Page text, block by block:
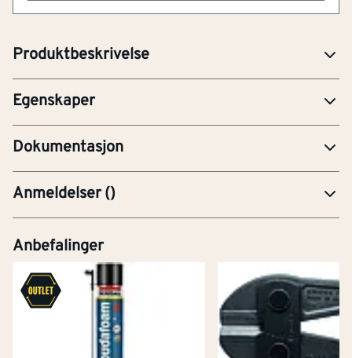
Produktbeskrivelse
H410 - Meget giftig, med langtidsvirkning,
Egenskaper
Dokumentasjon
PRE-Produktdatablad
SDS100001096NO_NO_2.2_SOUDAL Soudabond
265 Classic Spray.pdf
Anmeldelser()
Anbefalinger